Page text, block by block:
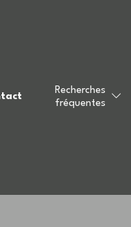
Recherches
fréquentes